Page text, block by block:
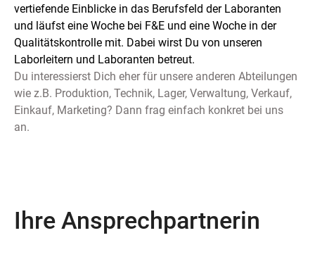
vertiefende Einblicke in das Berufsfeld der Laboranten
und läufst eine Woche bei F&E und eine Woche in der
Qualitätskontrolle mit. Dabei wirst Du von unseren
Laborleitern und Laboranten betreut.
Du interessierst Dich eher für unsere anderen Abteilungen
wie z.B. Produktion, Technik, Lager, Verwaltung, Verkauf,
Einkauf, Marketing? Dann frag einfach konkret bei uns
an.
Ihre Ansprechpartnerin